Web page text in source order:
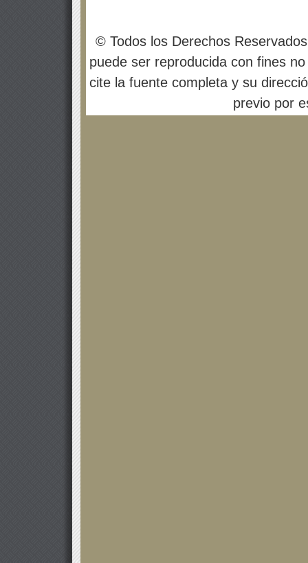
© Todos los Derechos
puede ser reproducida con fines
cite la fuente completa y su
previo por